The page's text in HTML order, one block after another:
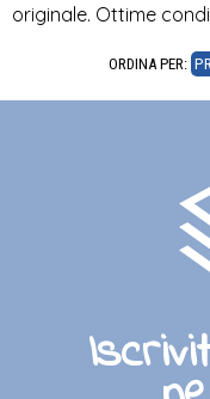
originale. Ottime
ORDINA PER: